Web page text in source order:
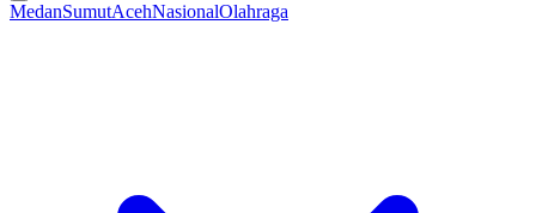
MedanSumutAcehNasionalOlahraga